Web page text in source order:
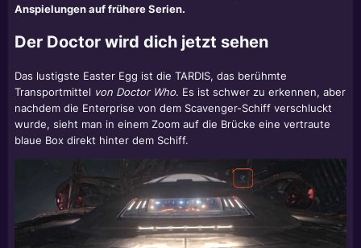
Anspielungen auf frühere Serien.
Der Doctor wird dich jetzt sehen
Das lustigste Easter Egg ist die TARDIS, das berühmte
Transportmittel von Doctor Who. Es ist schwer zu erkennen, aber
nachdem die Enterprise von dem Scavenger-Schiff verschluckt
wurde, sieht man in einem Zoom auf die Brücke eine vertraute
blaue Box direkt hinter dem Schiff.